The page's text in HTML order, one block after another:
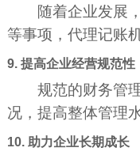
随着企业发展
等事项，代理记账
9. 提高企业经营规范性
规范的财务管
况，提高整体管理水
10. 助力企业长期成长